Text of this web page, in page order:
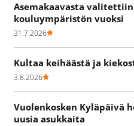
Asemakaavasta
kouluympäristön vuoksi
31.7.2026
Kultaa keihäästä ja
3.8.2026
Vuolenkosken Kyläpäivä
uusia asukkaita